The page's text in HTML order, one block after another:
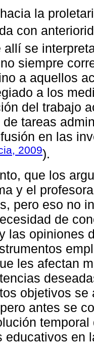
la
con
allí se
siempre
a aquellos
a los
del trabajo
tareas
en las
2009).
que los
y el
pero eso no
de
las opiniones
les afectan
objetivos
antes se
educativos en